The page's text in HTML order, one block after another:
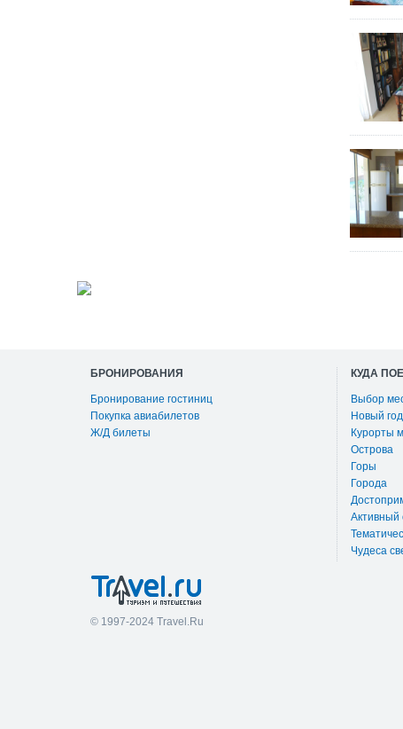
БРОНИРОВАНИЯ
Бронирование гостиниц
Покупка авиабилетов
Ж/Д билеты
КУДА
Выбор
Новый год
Курорты
Острова
Горы
Города
Активный
Чудеса
© 1997-2024 Travel.Ru